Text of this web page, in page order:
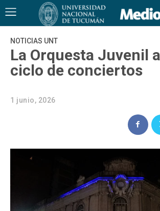
NOTICIAS UNT
La Orquesta Juvenil
ciclo de conciertos
1 junio, 2026